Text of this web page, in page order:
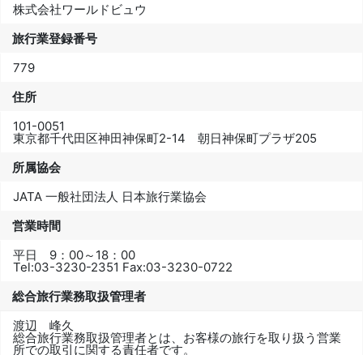
株式会社ワールドビュウ
旅行業登録番号
779
住所
101-0051
東京都千代田区神田神保町2-14 朝日神保町プラザ205
所属協会
JATA 一般社団法人 日本旅行業協会
営業時間
平日 9：00～18：00
Tel:03-3230-2351 Fax:03-3230-0722
総合旅行業務取扱管理者
渡辺 峰久
総合旅行業務取扱管理者とは、お客様の旅行を取り扱う営業
所での取引に関する責任者です。